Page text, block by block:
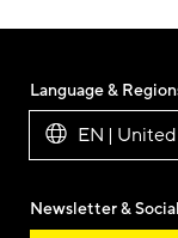
Language &
EN |
Newsletter &